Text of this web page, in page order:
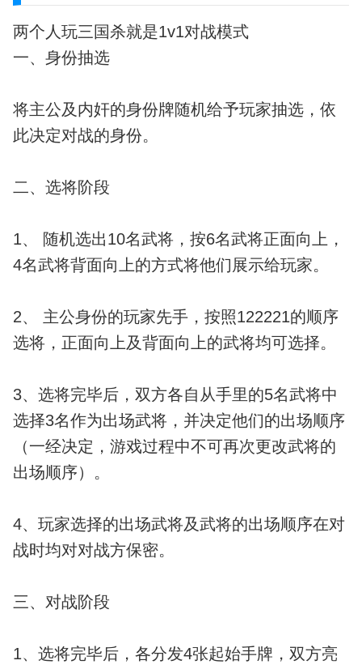
两个人玩三国杀就是1v1对战模式
一、身份抽选
将主公及内奸的身份牌随机给予玩家抽选，依
此决定对战的身份。
二、选将阶段
1、 随机选出10名武将，按6名武将正面向上，
4名武将背面向上的方式将他们展示给玩家。
2、 主公身份的玩家先手，按照122221的顺序
选将，正面向上及背面向上的武将均可选择。
3、选将完毕后，双方各自从手里的5名武将中
选择3名作为出场武将，并决定他们的出场顺序
（一经决定，游戏过程中不可再次更改武将的
出场顺序）。
4、玩家选择的出场武将及武将的出场顺序在对
战时均对对战方保密。
三、对战阶段
1、选将完毕后，各分发4张起始手牌，双方亮